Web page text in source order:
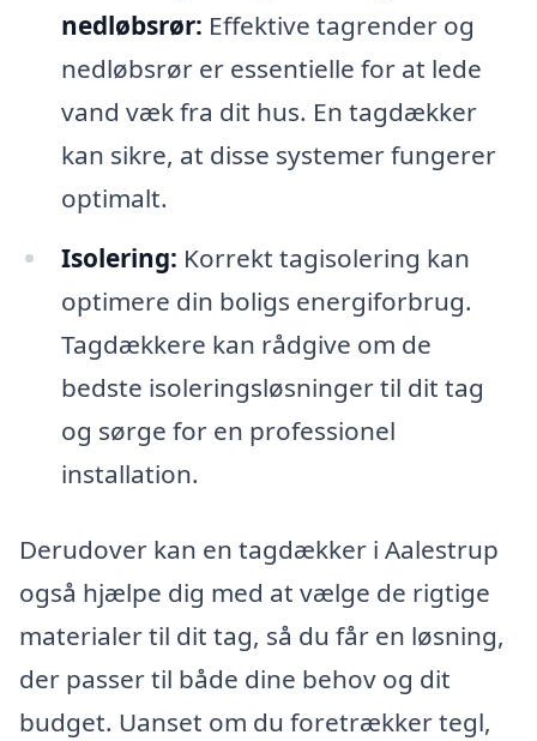
nedløbsrør: Effektive tagrender og
nedløbsrør er essentielle for at lede
vand væk fra dit hus. En tagdækker
kan sikre, at disse systemer fungerer
optimalt.
Isolering: Korrekt tagisolering kan
optimere din boligs energiforbrug.
Tagdækkere kan rådgive om de
bedste isoleringsløsninger til dit tag
og sørge for en professionel
installation.
Derudover kan en tagdækker i Aalestrup
også hjælpe dig med at vælge de rigtige
materialer til dit tag, så du får en løsning,
der passer til både dine behov og dit
budget. Uanset om du foretrækker tegl,